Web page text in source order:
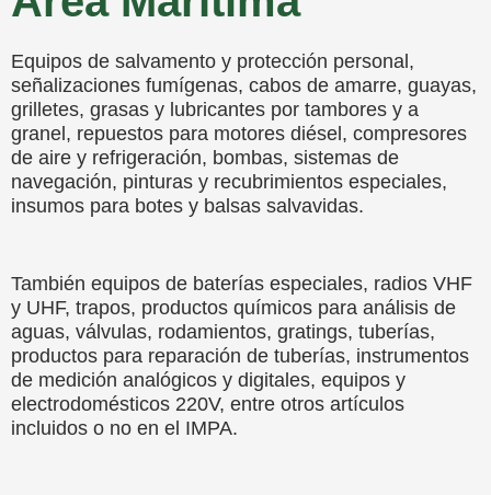
Equipos de salvamento y protección personal,
señalizaciones fumígenas, cabos de amarre, guayas,
grilletes, grasas y lubricantes por tambores y a
granel, repuestos para motores diésel, compresores
de aire y refrigeración, bombas, sistemas de
navegación, pinturas y recubrimientos especiales,
insumos para botes y balsas salvavidas.
También equipos de baterías especiales, radios VHF
y UHF, trapos, productos químicos para análisis de
aguas, válvulas, rodamientos, gratings, tuberías,
productos para reparación de tuberías, instrumentos
de medición analógicos y digitales, equipos y
electrodomésticos 220V, entre otros artículos
incluidos o no en el IMPA.